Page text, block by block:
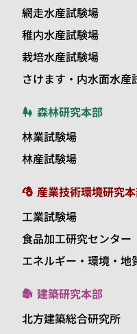
網走水産試験場
稚内水産試験場
栽培水産試験場
さけます・内水面水産
森林研究本部
林業試験場
林産試験場
産業技術環境研究
工業試験場
食品加工研究センター
エネルギー・環境・地
建築研究本部
北方建築総合研究所